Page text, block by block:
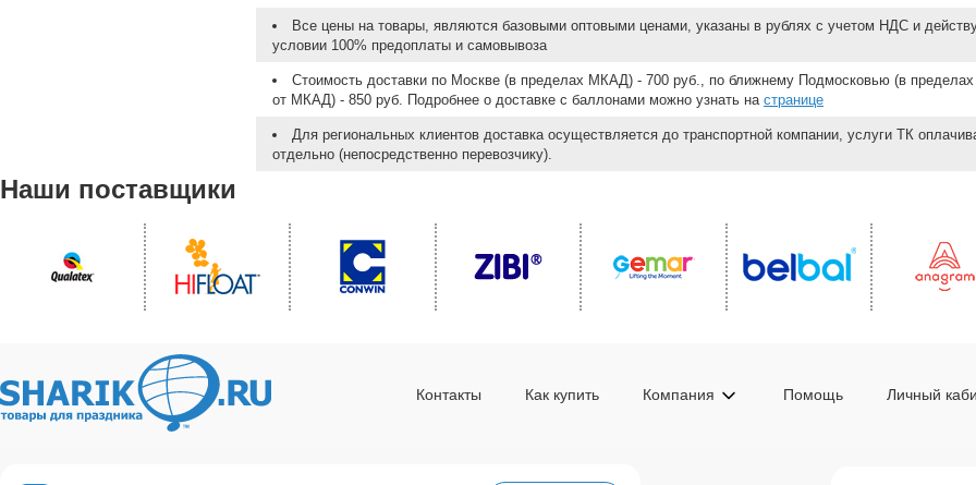
Все цены на товары, являются базовыми оптовыми ценами, указаны в рублях с учетом НДС и
условии 100% предоплаты и самовывоза
Стоимость доставки по Москве (в пределах МКАД) - 700 руб., по ближнему Подмосковью (в пределах
от МКАД) - 850 руб. Подробнее о доставке с баллонами можно узнать на странице
Для региональных клиентов доставка осуществляется до транспортной компании, услуги ТК
отдельно (непосредственно перевозчику).
Наши поставщики
Контакты Как купить Компания Помощь Личный